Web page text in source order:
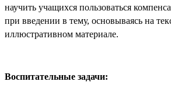
научить учащихся пользоваться
при введении в тему, основываясь на
иллюстративном материале.
Воспитательные задачи: